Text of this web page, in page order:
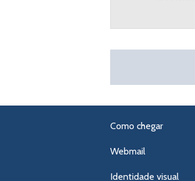
Como chegar
Webmail
Identidade visual